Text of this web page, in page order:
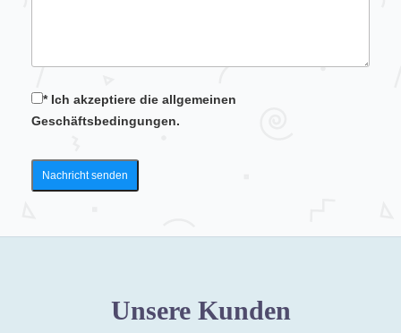
* Ich akzeptiere die allgemeinen
Geschäftsbedingungen.
Unsere Kunden